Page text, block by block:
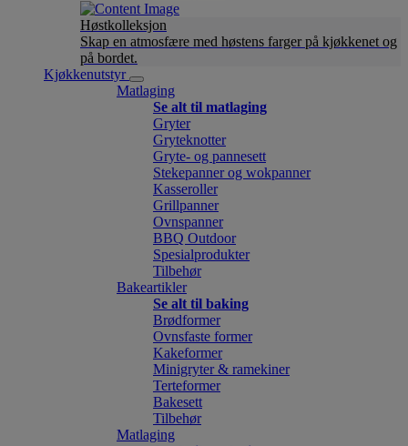
Høstkolleksjon
Skap en atmosfære med høstens farger på kjøkkenet og
på bordet.
Kjøkkenutstyr
Matlaging
Se alt til matlaging
Gryter
Gryteknotter
Gryte- og pannesett
Stekepanner og wokpanner
Kasseroller
Grillpanner
Ovnspanner
BBQ Outdoor
Spesialprodukter
Tilbehør
Bakeartikler
Se alt til baking
Brødformer
Ovnsfaste former
Kakeformer
Minigryter & ramekiner
Terteformer
Bakesett
Tilbehør
Matlaging